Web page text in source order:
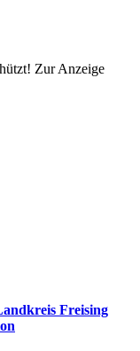
Zur Anzeige
Freising